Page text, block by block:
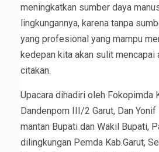
meningkatkan sumber daya
lingkungannya, karena tanpa
yang profesional yang mampu
kedepan kita akan sulit mencapai
citakan.
Upacara dihadiri oleh Fokopimda
Dandenpom III/2 Garut, Dan
mantan Bupati dan Wakil Bupati,
dilingkungan Pemda Kab.Garut,